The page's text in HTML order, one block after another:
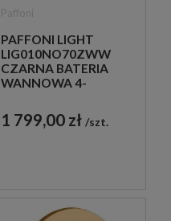
PAFFONI LIGHT
LIG010NO70ZWW
CZARNA BATERIA
WANNOWA 4-
PODTYNKOWA
1 799,00 zł szt.